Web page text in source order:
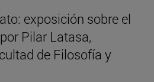
exposición sobre el
Pilar Latasa,
de Filosofía y